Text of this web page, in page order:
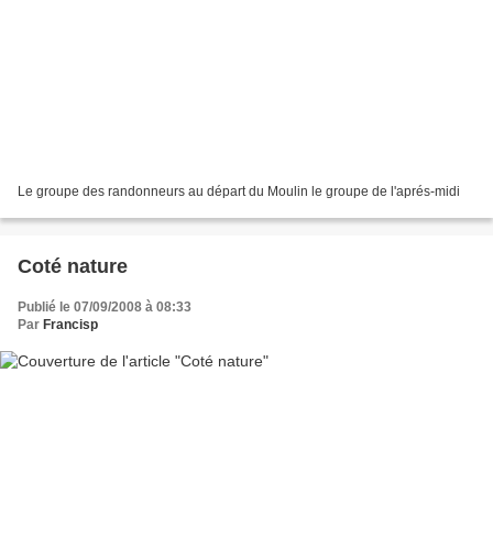
Le groupe des randonneurs au départ du Moulin le groupe de l'aprés-midi
Coté nature
Publié le 07/09/2008 à 08:33
Par Francisp